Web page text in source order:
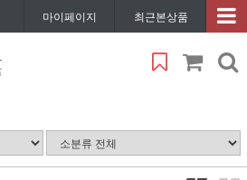
마이페이지 최근본상품